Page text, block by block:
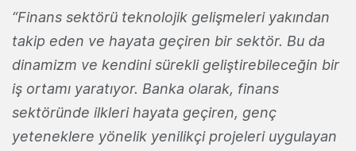
“Finans sektörü teknolojik gelişmeleri yakından
takip eden ve hayata geçiren bir sektör. Bu da
dinamizm ve kendini sürekli geliştirebileceğin bir
iş ortamı yaratıyor. Banka olarak, finans
sektöründe ilkleri hayata geçiren, genç
yeteneklere yönelik yenilikçi projeleri uygulayan